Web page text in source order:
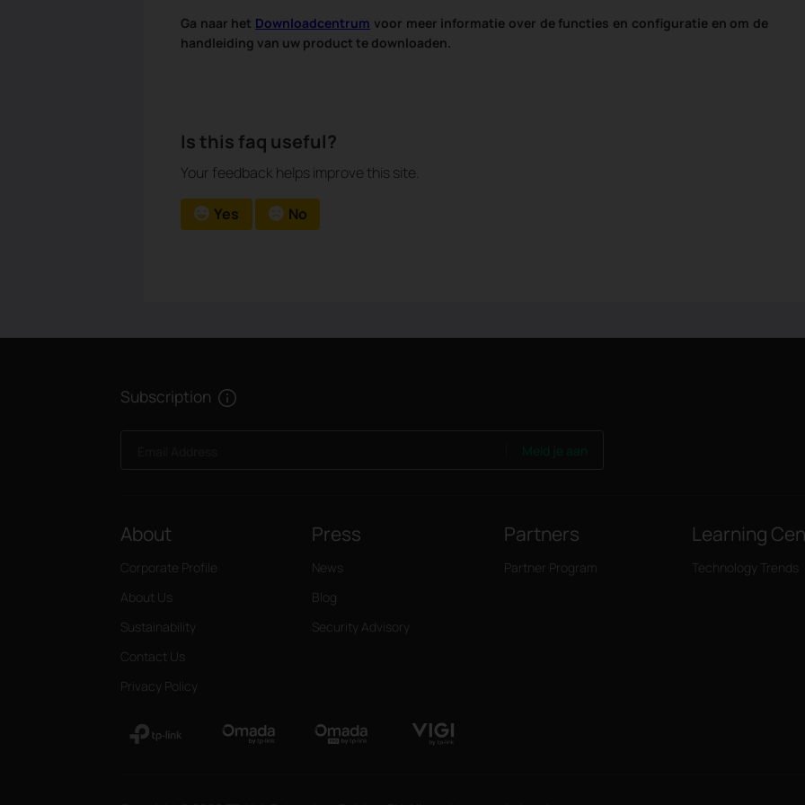
Ga naar het ​ Downloadcentrum voor meer informatie over de functies en configuratie en om de
handleiding van uw product te downloaden.
Is this faq useful?
Your feedback helps improve this site.
Yes No
Subscription
About
Corporate Profile
About Us
Sustainability
Contact Us
Privacy Policy
Press
News
Blog
Security Advisory
Partners
Partner Program
Learning
Technology Trends